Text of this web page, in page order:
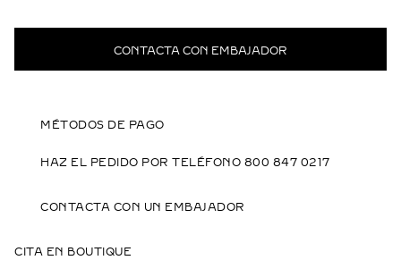
ALCOHOL, BENZYL SALICYLATE, CI 77891 (TITANIUM
DIOXIDE), SILICA, FARNESOL, BHT, TIN OXIDE
CONTACTA CON EMBAJADOR
MÉTODOS DE PAGO
HAZ EL PEDIDO POR TELÉFONO 800 847 0217
CONTACTA CON UN EMBAJADOR
CITA EN BOUTIQUE